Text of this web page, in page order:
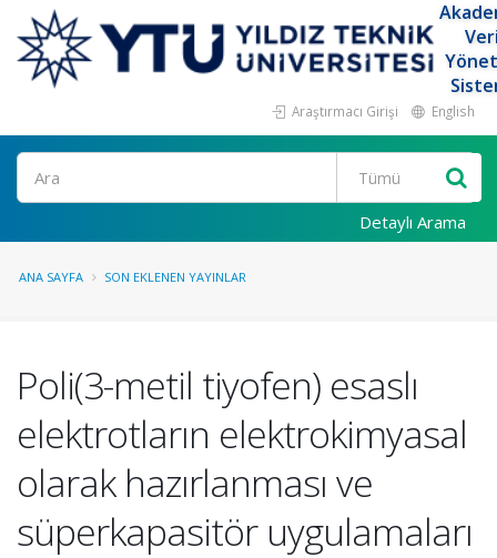
Araştırmacı Girişi English
Ara
Detaylı Arama
ANA SAYFA SON EKLENEN YAYINLAR
Poli(3-metil tiyofen) esaslı
elektrotların elektrokimyasal
olarak hazırlanması ve
süperkapasitör uygulamaları